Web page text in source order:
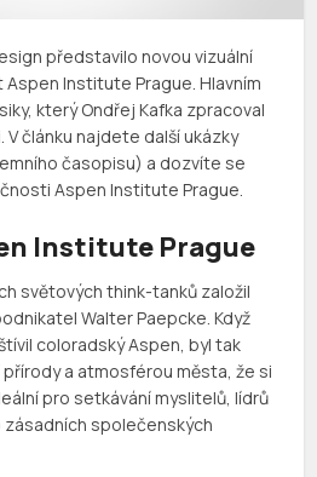
představilo novou vizuální
Institute Prague. Hlavním
který Ondřej Kafka zpracoval
článku najdete další ukázky
časopisu) a dozvíte se
Aspen Institute Prague.
Institute Prague
světových think-tanků založil
Walter Paepcke. Když
coloradský Aspen, byl tak
a atmosférou města, že si
pro setkávání myslitelů, lídrů
společenských